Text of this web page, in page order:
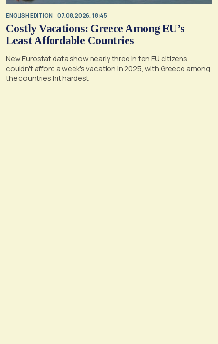
ENGLISH EDITION 07.08.2026, 18:45
Costly Vacations: Greece Among EU’s
Least Affordable Countries
New Eurostat data show nearly three in ten EU citizens
couldn't afford a week's vacation in 2025, with Greece among
the countries hit hardest